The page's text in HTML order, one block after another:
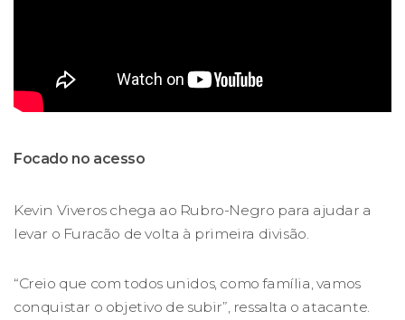
Focado no acesso
Kevin Viveros chega ao Rubro-Negro para ajudar a
levar o Furacão de volta à primeira divisão.
“Creio que com todos unidos, como família, vamos
conquistar o objetivo de subir”, ressalta o atacante.